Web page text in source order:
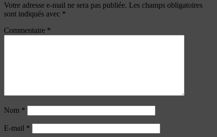
Votre adresse e-mail ne sera pas publiée. Les champs obligatoires
sont indiqués avec *
Commentaire *
Nom *
E-mail *